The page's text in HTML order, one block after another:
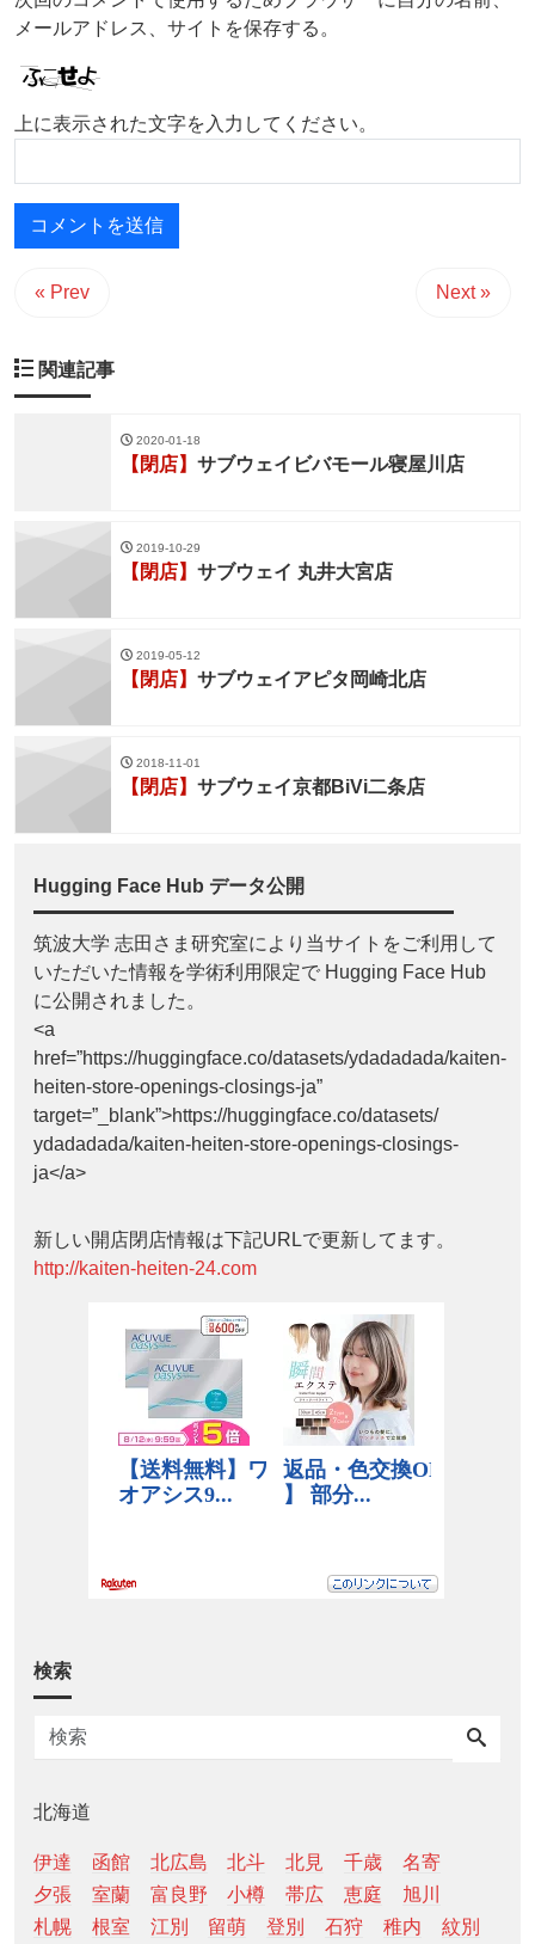
メールアドレス、サイトを保存する。
上に表示された文字を入力してください。
« Prev Next »
関連記事
2020-01-18
【閉店】 サブウェイビバモール寝屋川店
2019-10-29
【閉店】 サブウェイ 丸井大宮店
2019-05-12
【閉店】 サブウェイアピタ岡崎北店
2018-11-01
【閉店】 サブウェイ京都BiVi二条店
Hugging Face Hub データ公開
筑波大学 志田さま研究室により当サイトをご利用して
いただいた情報を学術利用限定で Hugging Face Hub
に公開されました。
<a
href=”https://huggingface.co/datasets/ydadadada/kaiten-
heiten-store-openings-closings-ja”
target=”_blank”>https://huggingface.co/datasets/
ydadadada/kaiten-heiten-store-openings-closings-
ja</a>
新しい開店閉店情報は下記URLで更新してます。
http://kaiten-heiten-24.com
検索
北海道
伊達 函館 北広島 北斗 北見 千歳
名寄
夕張
室蘭 富良野 小樽 帯広 恵庭
旭川
札幌
根室 江別 留萌 登別 石狩 稚内
紋別